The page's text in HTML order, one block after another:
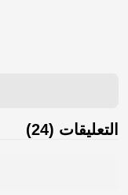
التعليقات (24)